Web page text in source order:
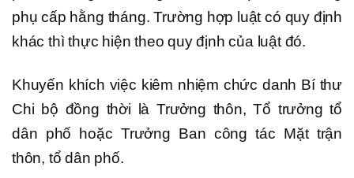
phụ cấp hằng tháng. Trường hợp luật có quy định
khác thì thực hiện theo quy định của luật đó.
Khuyến khích việc kiêm nhiệm chức danh Bí thư
Chi bộ đồng thời là Trưởng thôn, Tổ trưởng tổ
dân phố hoặc Trưởng Ban công tác Mặt trận
thôn, tổ dân phố.